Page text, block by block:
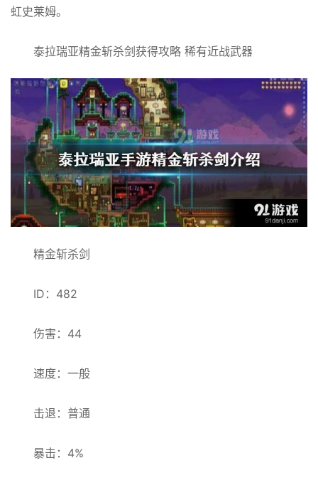
虹史莱姆。
泰拉瑞亚精金斩杀剑获得攻略 稀有近战武器
精金斩杀剑
ID：482
伤害：44
速度：一般
击退：普通
暴击：4%